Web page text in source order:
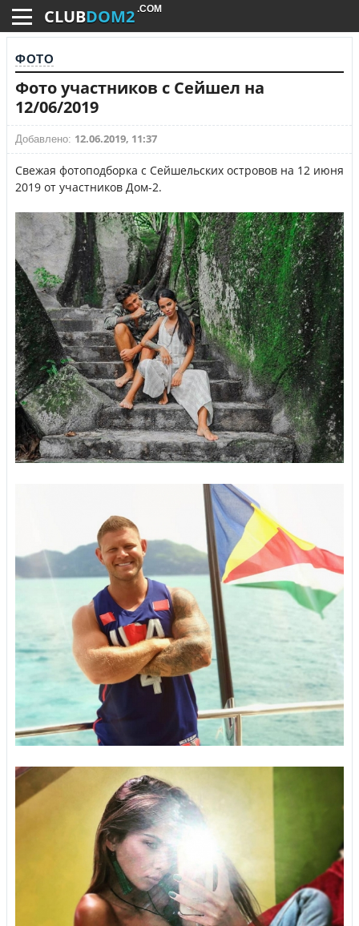
CLUBDOM2 .COM
ФОТО
Фото участников с Сейшел на
12/06/2019
Добавлено: 12.06.2019, 11:37
Свежая фотоподборка с Сейшельских островов на 12 июня
2019 от участников Дом-2.